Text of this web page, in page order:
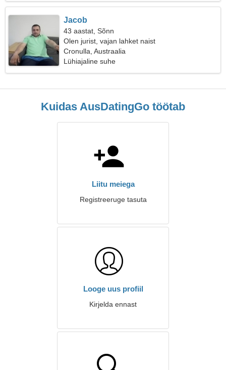
Jacob
43 aastat, Sõnn
Olen jurist, vajan lahket naist
Cronulla, Austraalia
Lühiajaline suhe
Kuidas AusDatingGo töötab
Liitu meiega
Registreeruge tasuta
Looge uus profiil
Kirjelda ennast